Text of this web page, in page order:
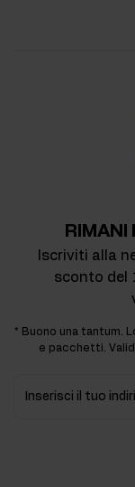
RIMANI
Iscriviti alla
sconto del
* Buono una tantum.
e pacchetti.
Inserisci il tuo